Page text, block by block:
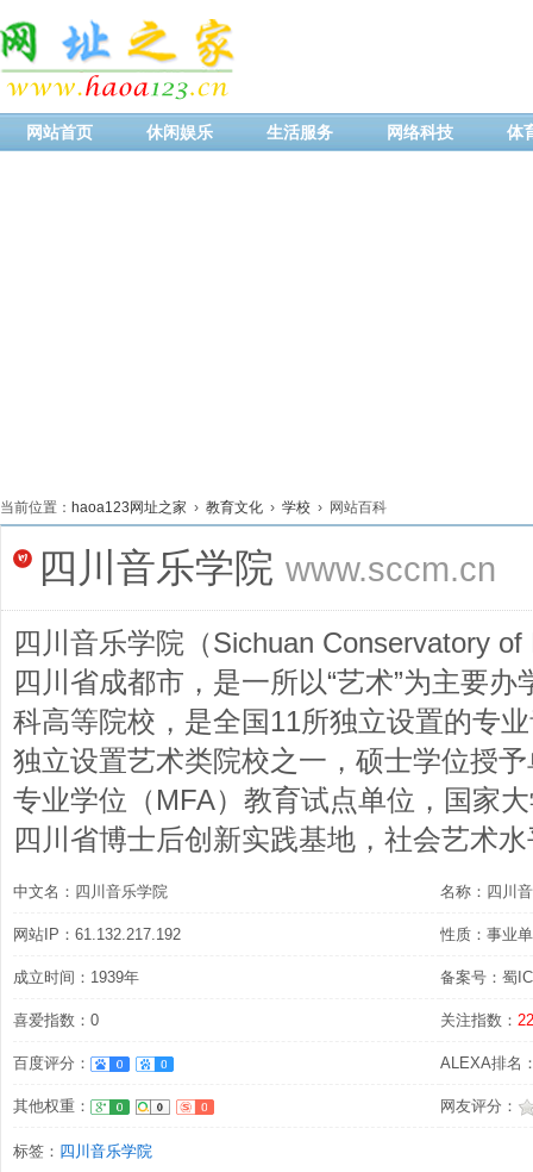
网站首页 休闲娱乐 生活服务 网络科技 体
当前位置： haoa123网址之家 › 教育文化 › 学校 › 网站百科
四川音乐学院 www.sccm.cn
四川音乐学院（Sichuan Conservatory of
四川省成都市，是一所以“艺术”为主要
科高等院校，是全国11所独立设置的专
独立设置艺术类院校之一，硕士学位授
专业学位（MFA）教育试点单位，国家
四川省博士后创新实践基地，社会艺术
中文名：四川音乐学院 名称：四川
网站IP：61.132.217.192 性质：事业
成立时间：1939年 备案号：蜀
喜爱指数：0 关注指数：
百度评分： ALEXA排名
其他权重： 网友评分：
标签： 四川音乐学院